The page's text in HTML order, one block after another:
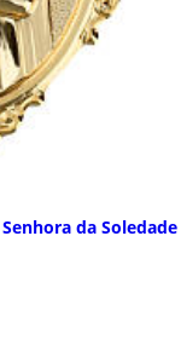
da Soledade